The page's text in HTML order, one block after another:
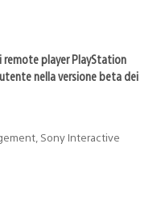
remote player PlayStation
nella versione beta dei
Sony Interactive